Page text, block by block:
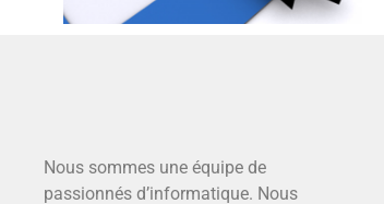
Nous sommes une équipe de
passionnés d’informatique. Nous